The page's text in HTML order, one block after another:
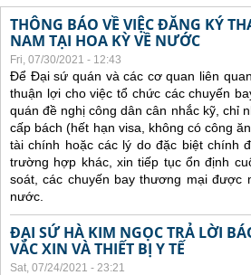
THÔNG BÁO VỀ VIỆC ĐĂNG KÝ
NAM TẠI HOA KỲ VỀ NƯỚC
Fri, 07/30/2021 - 12:43
Để Đại sứ quán và các cơ quan liên
thuận lợi cho việc tổ chức các chuyến
quán đề nghị công dân cân nhắc kỹ, chỉ
cấp bách (hết hạn visa, không có công
tài chính hoặc các lý do đặc biệt chính
trường hợp khác, xin tiếp tục ổn định
soát, các chuyến bay thương mại
nước.
ĐẠI SỨ HÀ KIM NGỌC TRẢ LỜI
VẮC XIN VÀ THIẾT BỊ Y TẾ
Sat, 07/24/2021 - 23:21